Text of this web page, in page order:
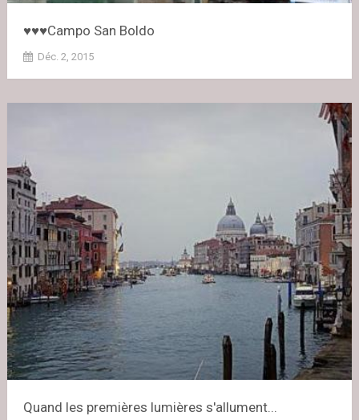
♥♥♥Campo San Boldo
Déc. 2, 2015
Quand les premières lumières s'allument...